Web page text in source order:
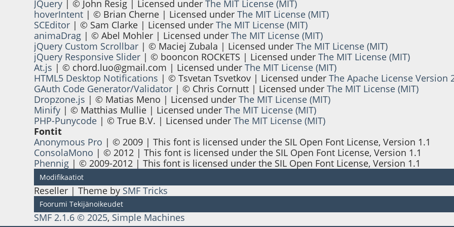
JQuery | © John Resig | Licensed underThe MIT License (MIT)
hoverIntent | © Brian Cherne | Licensed underThe MIT License (MIT)
SCEditor | © Sam Clarke | Licensed underThe MIT License (MIT)
animaDrag | © Abel Mohler | Licensed underThe MIT License (MIT)
jQuery Custom Scrollbar | © Maciej Zubala | Licensed underThe MIT License (MIT)
jQuery Responsive Slider | © booncon ROCKETS | Licensed underThe MIT License (MIT)
At.js | © chord.luo@gmail.com | Licensed underThe MIT License (MIT)
HTML5 Desktop Notifications | © Tsvetan Tsvetkov | Licensed underThe Apache License Version
GAuth Code Generator/Validator | © Chris Cornutt | Licensed underThe MIT License (MIT)
Dropzone.js | © Matias Meno | Licensed underThe MIT License (MIT)
Minify | © Matthias Mullie | Licensed underThe MIT License (MIT)
PHP-Punycode | © True B.V. | Licensed underThe MIT License (MIT)
Fontit
Anonymous Pro | © 2009 | This font is licensed under the SIL Open Font License, Version 1.1
ConsolaMono | © 2012 | This font is licensed under the SIL Open Font License, Version 1.1
Phennig | © 2009-2012 | This font is licensed under the SIL Open Font License, Version 1.1
Modifikaatiot
Reseller | Theme by SMF Tricks
Foorumi Tekijänoikeudet
SMF 2.1.6 © 2025, Simple Machines